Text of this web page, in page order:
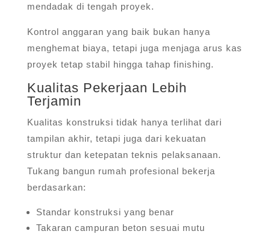
mendadak di tengah proyek.
Kontrol anggaran yang baik bukan hanya
menghemat biaya, tetapi juga menjaga arus kas
proyek tetap stabil hingga tahap finishing.
Kualitas Pekerjaan Lebih
Terjamin
Kualitas konstruksi tidak hanya terlihat dari
tampilan akhir, tetapi juga dari kekuatan
struktur dan ketepatan teknis pelaksanaan.
Tukang bangun rumah profesional bekerja
berdasarkan:
Standar konstruksi yang benar
Takaran campuran beton sesuai mutu